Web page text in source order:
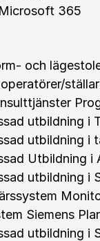
365
och
utbildning i
utbildning i
Utbildning
utbildning i
Siemens
utbildning i